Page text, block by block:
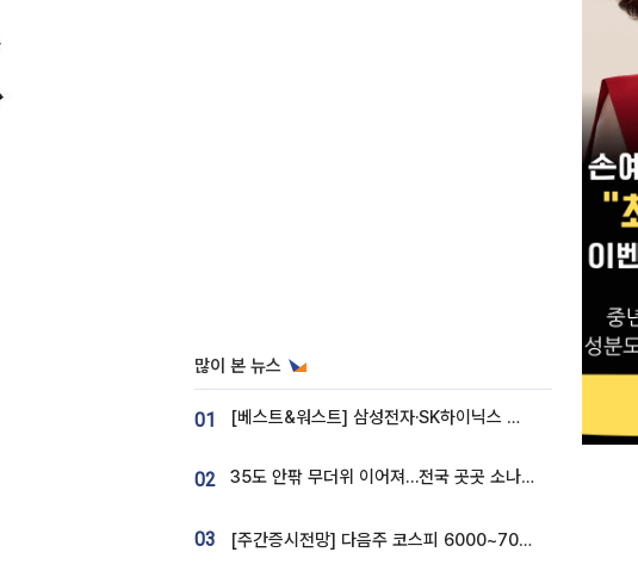
많이 본 뉴스
01 [베스트&워스트] 삼성전자·SK하이닉스 밀린 한 주…상상인증권은 85% 급등
02 35도 안팎 무더위 이어져…전국 곳곳 소나기 [오늘 날씨]
03 [주간증시전망] 다음주 코스피 6000~7000⋯“外人 수급은 정책이 변수”